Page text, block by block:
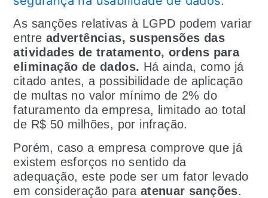
As sanções relativas à LGPD podem variar
entre advertências, suspensões das
atividades de tratamento, ordens para
eliminação de dados. Há ainda, como já
citado antes, a possibilidade de aplicação
de multas no valor mínimo de 2% do
faturamento da empresa, limitado ao total
de R$ 50 milhões, por infração.
Porém, caso a empresa comprove que já
existem esforços no sentido da
adequação, este pode ser um fator levado
em consideração para atenuar sanções.